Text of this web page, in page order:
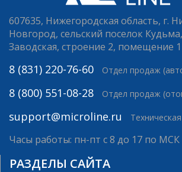
607635, Нижегородская область, г.
Новгород, сельский поселок
Заводская, строение 2, помещение 1
8 (831) 220-76-60 Отдел продаж
8 (800) 551-08-28 Отдел продаж
support@microline.ru
Часы работы: пн-пт с 8 до 17 по МСК
РАЗДЕЛЫ САЙТА